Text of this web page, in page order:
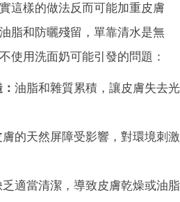
這樣的做法反而可能加重皮膚
脂和防曬殘留，單靠清水是無
使用洗面奶可能引發的問題：
油脂和雜質累積，讓皮膚失去光
膚的天然屏障受影響，對環境刺激
乏適當清潔，導致皮膚乾燥或油脂